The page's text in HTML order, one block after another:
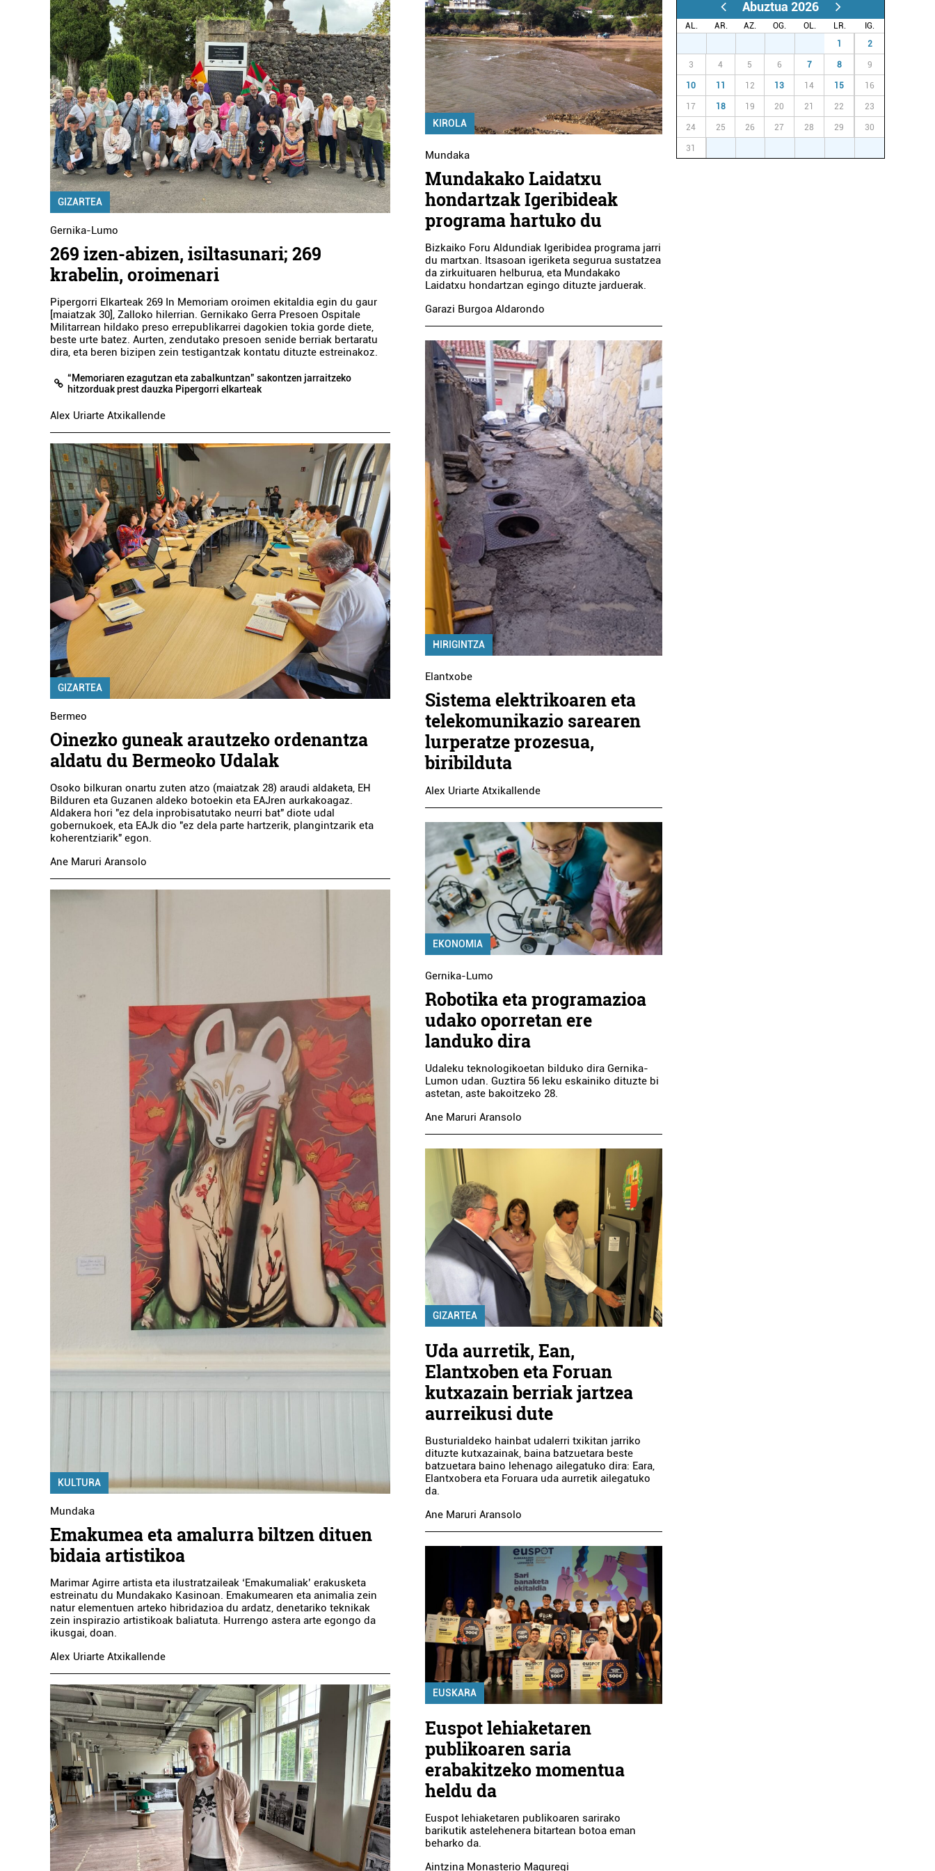
GIZARTEA
Gernika-Lumo
269 izen-abizen, isiltasunari; 269
krabelin, oroimenari
Pipergorri Elkarteak 269 In Memoriam oroimen ekitaldia egin du gaur
[maiatzak 30], Zalloko hilerrian. Gernikako Gerra Presoen Ospitale
Militarrean hildako preso errepublikarrei dagokien tokia gorde diete,
beste urte batez. Aurten, zendutako presoen senide berriak bertaratu
dira, eta beren bizipen zein testigantzak kontatu dituzte estreinakoz.
“Memoriaren ezagutzan eta zabalkuntzan” sakontzen jarraitzeko
hitzorduak prest dauzka Pipergorri elkarteak
Alex Uriarte Atxikallende
GIZARTEA
Bermeo
Oinezko guneak arautzeko ordenantza
aldatu du Bermeoko Udalak
Osoko bilkuran onartu zuten atzo (maiatzak 28) araudi aldaketa, EH
Bilduren eta Guzanen aldeko botoekin eta EAJren aurkakoagaz.
Aldakera hori "ez dela inprobisatutako neurri bat" diote udal
gobernukoek, eta EAJk dio "ez dela parte hartzerik, plangintzarik eta
koherentziarik" egon.
Ane Maruri Aransolo
KULTURA
Mundaka
Emakumea eta amalurra biltzen dituen
bidaia artistikoa
Marimar Agirre artista eta ilustratzaileak ‘Emakumaliak’ erakusketa
estreinatu du Mundakako Kasinoan. Emakumearen eta animalia zein
natur elementuen arteko hibridazioa du ardatz, denetariko teknikak
zein inspirazio artistikoak baliatuta. Hurrengo astera arte egongo da
ikusgai, doan.
Alex Uriarte Atxikallende
KIROLA
Mundaka
Mundakako Laidatxu
hondartzak Igeribideak
programa hartuko du
Bizkaiko Foru Aldundiak Igeribidea programa jarri
du martxan. Itsasoan igeriketa segurua sustatzea
da zirkuituaren helburua, eta Mundakako
Laidatxu hondartzan egingo dituzte jarduerak.
Garazi Burgoa Aldarondo
HIRIGINTZA
Elantxobe
Sistema elektrikoaren eta
telekomunikazio sarearen
lurperatze prozesua,
biribilduta
Alex Uriarte Atxikallende
EKONOMIA
Gernika-Lumo
Robotika eta programazioa
udako oporretan ere
landuko dira
Udaleku teknologikoetan bilduko dira Gernika-
Lumon udan. Guztira 56 leku eskainiko dituzte bi
astetan, aste bakoitzeko 28.
Ane Maruri Aransolo
GIZARTEA
Uda aurretik, Ean,
Elantxoben eta Foruan
kutxazain berriak jartzea
aurreikusi dute
Busturialdeko hainbat udalerri txikitan jarriko
dituzte kutxazainak, baina batzuetara beste
batzuetara baino lehenago ailegatuko dira: Eara,
Elantxobera eta Foruara uda aurretik ailegatuko
da.
Ane Maruri Aransolo
EUSKARA
Euspot lehiaketaren
publikoaren saria
erabakitzeko momentua
heldu da
Euspot lehiaketaren publikoaren sarirako
barikutik astelehenera bitartean botoa eman
beharko da.
Aintzina Monasterio Maguregi
Abuztua 2026
AL. AR. AZ. OG. OL. LR.
IG.
1 2
3 4 5 6 7 8 9
10 11 12 13 14 15 16
17 18 19 20 21 22 23
24 25 26 27 28 29 30
31